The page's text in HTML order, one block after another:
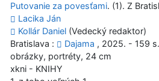
Putovanie za povesťami. (1). Z
Lacika Ján
Kollár Daniel (Vedecký redaktor)
Bratislava :
Dajama , 2025. - 159
obrázky, portréty, 24 cm
xkni - KNIHY